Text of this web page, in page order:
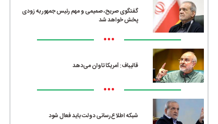
گفتگوی صریح، صمیمی و مهم رئیس جمهور به زودی
پخش خواهد شد
•••
قالیباف: آمریکا تاوان می‌دهد
•••
شبکه اطلاع‌رسانی دولت باید فعال شود